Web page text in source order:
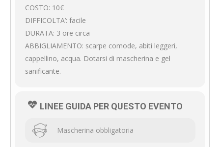
COSTO: 10€
DIFFICOLTA’: facile
DURATA: 3 ore circa
ABBIGLIAMENTO: scarpe comode, abiti leggeri,
cappellino, acqua. Dotarsi di mascherina e gel
sanificante.
LINEE GUIDA PER QUESTO EVENTO
Mascherina obbligatoria